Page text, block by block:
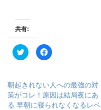
共有:
ク
リ
て
T
w
i
t
F
a
o
k
で
共
朝起きれない人への最強の対
策がコレ！原因は結局夜にあ
る 早朝に寝られなくなるレベ